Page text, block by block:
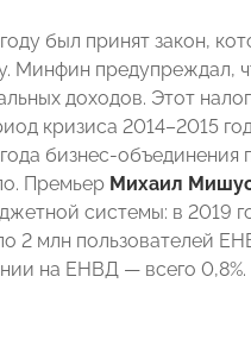
был принят закон,
Минфин предупреждал,
доходов. Этот налог
кризиса 2014–2015
бизнес-объединения
Премьер Михаил
системы: в 2019
2 млн пользователей
на ЕНВД — всего 0,8%.